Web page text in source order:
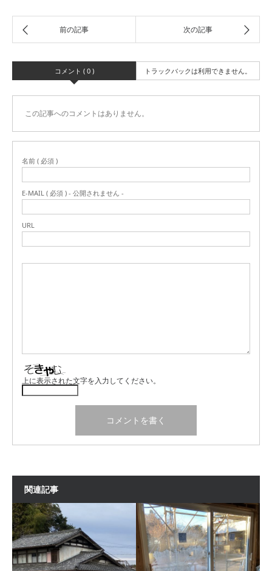
コメント ( 0 ) トラックバックは利用できません。
この記事へのコメントはありません。
名前 ( 必須 )
E-MAIL ( 必須 ) - 公開されません -
URL
上に表示された文字を入力してください。
関連記事